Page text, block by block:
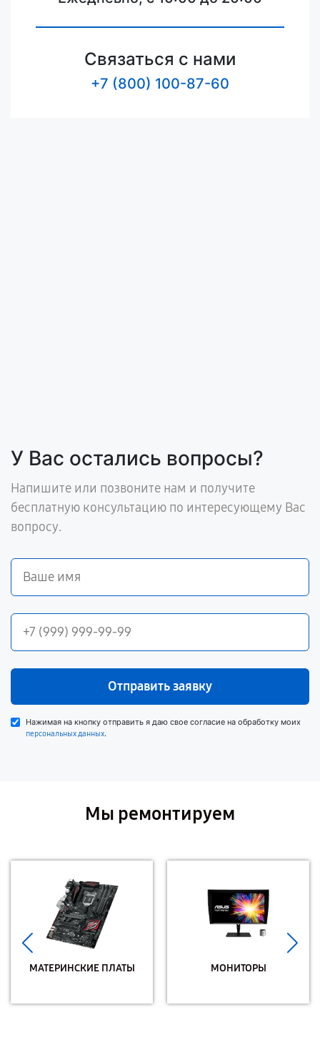
Связаться с нами
+7 (800) 100-87-60
У Вас остались вопросы?
Напишите или позвоните нам и получите
бесплатную консультацию по интересующему Вас
вопросу.
Отправить заявку
Нажимая на кнопку отправить я даю свое согласие на обработку моих
персональных данных.
Мы ремонтируем
МАТЕРИНСКИЕ ПЛАТЫ МОНИТОРЫ